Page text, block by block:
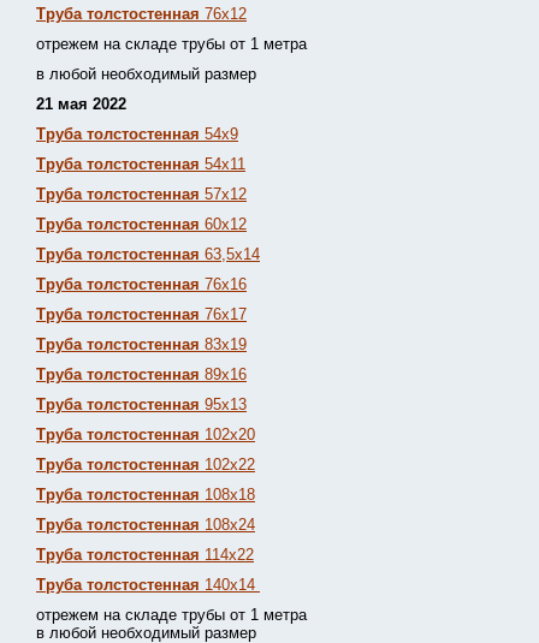
Труба толстостенная 76х12
отрежем на складе трубы от 1 метра
в любой необходимый размер
21 мая 2022
Труба толстостенная 54х9
Труба толстостенная 54х11
Труба толстостенная 57х12
Труба толстостенная 60х12
Труба толстостенная 63,5х14
Труба толстостенная 76х16
Труба толстостенная 76х17
Труба толстостенная 83х19
Труба толстостенная 89х16
Труба толстостенная 95х13
Труба толстостенная 102х20
Труба толстостенная 102х22
Труба толстостенная 108х18
Труба толстостенная 108х24
Труба толстостенная 114х22
Труба толстостенная 140х14
отрежем на складе трубы от 1 метра
в любой необходимый размер